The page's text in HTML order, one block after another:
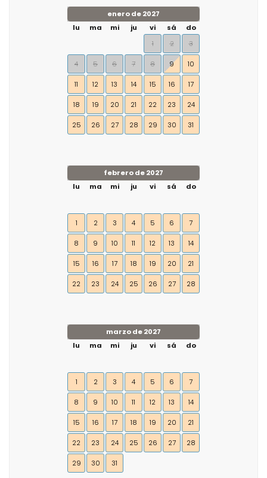
enero de 2027
lu
ma mi ju vi sá
do
1
2 3
4 5 6 7 8 9 10
11 12 13 14 15 16 17
18 19 20 21 22 23 24
25 26 27 28 29 30 31
febrero de 2027
lu
ma mi ju vi sá do
1 2 3 4 5 6 7
8 9 10 11 12 13 14
15 16 17 18 19 20 21
22 23 24 25 26 27 28
marzo de 2027
lu
ma mi ju vi sá do
1 2 3 4 5 6 7
8 9 10 11 12 13 14
15 16 17 18 19 20 21
22 23 24 25 26 27 28
29 30 31